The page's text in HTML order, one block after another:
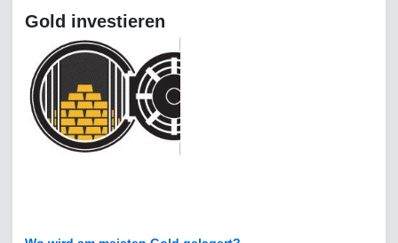
Gold investieren